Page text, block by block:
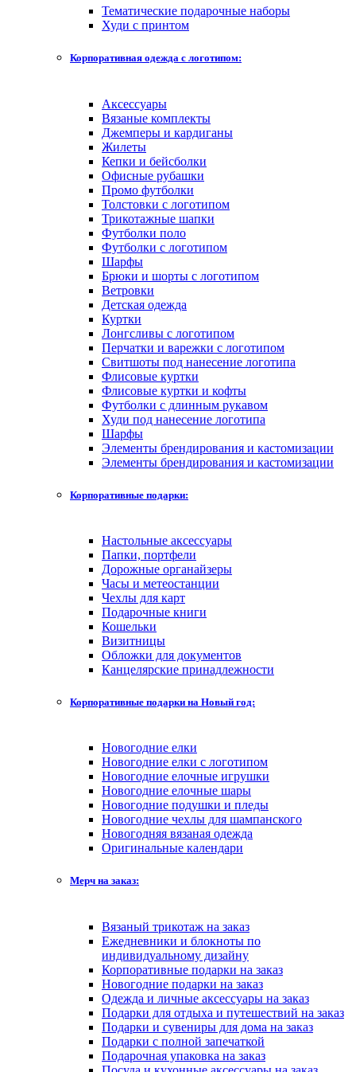
Тематические подарочные наборы
Худи с принтом
Корпоративная одежда с логотипом:
Аксессуары
Вязаные комплекты
Джемперы и кардиганы
Жилеты
Кепки и бейсболки
Офисные рубашки
Промо футболки
Толстовки с логотипом
Трикотажные шапки
Футболки поло
Футболки с логотипом
Шарфы
Брюки и шорты с логотипом
Ветровки
Детская одежда
Куртки
Лонгсливы с логотипом
Перчатки и варежки с логотипом
Свитшоты под нанесение логотипа
Флисовые куртки
Флисовые куртки и кофты
Футболки с длинным рукавом
Худи под нанесение логотипа
Шарфы
Элементы брендирования и кастомизации
Элементы брендирования и кастомизации
Корпоративные подарки:
Настольные аксессуары
Папки, портфели
Дорожные органайзеры
Часы и метеостанции
Чехлы для карт
Подарочные книги
Кошельки
Визитницы
Обложки для документов
Канцелярские принадлежности
Корпоративные подарки на Новый год:
Новогодние елки
Новогодние елки с логотипом
Новогодние елочные игрушки
Новогодние елочные шары
Новогодние подушки и пледы
Новогодние чехлы для шампанского
Новогодняя вязаная одежда
Оригинальные календари
Мерч на заказ:
Вязаный трикотаж на заказ
Ежедневники и блокноты по
индивидуальному дизайну
Корпоративные подарки на заказ
Новогодние подарки на заказ
Одежда и личные аксессуары на заказ
Подарки для отдыха и путешествий на заказ
Подарки и сувениры для дома на заказ
Подарки с полной запечаткой
Подарочная упаковка на заказ